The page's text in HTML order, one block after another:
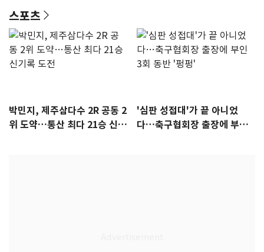
스포츠
박민지, 제주삼다수 2R 공동 2
위 도약…통산 최다 21승 신기
'심판 성접대'가 끝 아니었
다…축구협회장 출장에 부인